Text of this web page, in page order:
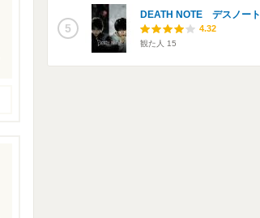
5
DEATH NOTE デスノート
4.32
観た人 15